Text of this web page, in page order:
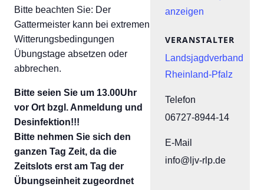
Bitte beachten Sie: Der
Gattermeister kann bei extremen
Witterungsbedingungen
Übungstage absetzen oder
abbrechen.
Bitte seien Sie um 13.00Uhr
vor Ort bzgl. Anmeldung und
Desinfektion!!!
Bitte nehmen Sie sich den
ganzen Tag Zeit, da die
Zeitslots erst am Tag der
Übungseinheit zugeordnet
anzeigen
VERANSTALTER
Landsjagdverband
Rheinland-Pfalz
Telefon
06727-8944-14
E-Mail
info@ljv-rlp.de